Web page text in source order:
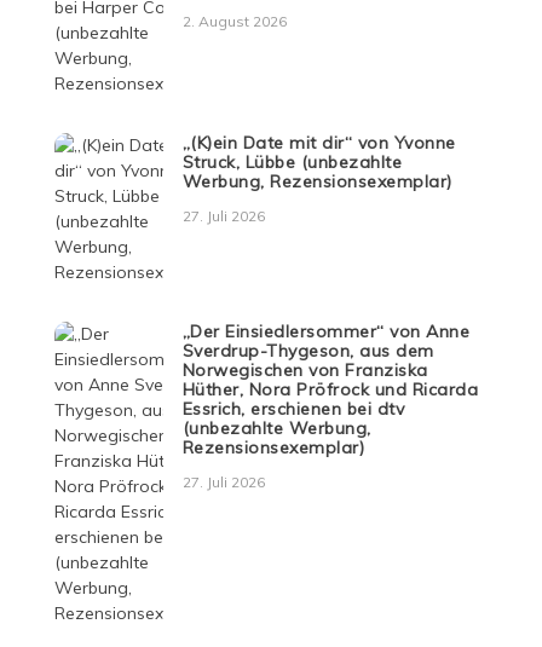
2. August 2026
„(K)ein Date mit dir“ von Yvonne
Struck, Lübbe (unbezahlte
Werbung, Rezensionsexemplar)
27. Juli 2026
„Der Einsiedlersommer“ von Anne
Sverdrup-Thygeson, aus dem
Norwegischen von Franziska
Hüther, Nora Pröfrock und Ricarda
Essrich, erschienen bei dtv
(unbezahlte Werbung,
Rezensionsexemplar)
27. Juli 2026